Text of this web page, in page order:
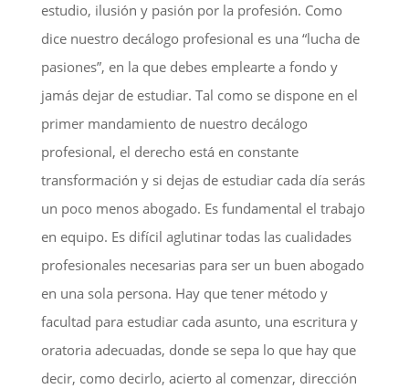
estudio, ilusión y pasión por la profesión. Como
dice nuestro decálogo profesional es una “lucha de
pasiones”, en la que debes emplearte a fondo y
jamás dejar de estudiar. Tal como se dispone en el
primer mandamiento de nuestro decálogo
profesional, el derecho está en constante
transformación y si dejas de estudiar cada día serás
un poco menos abogado. Es fundamental el trabajo
en equipo. Es difícil aglutinar todas las cualidades
profesionales necesarias para ser un buen abogado
en una sola persona. Hay que tener método y
facultad para estudiar cada asunto, una escritura y
oratoria adecuadas, donde se sepa lo que hay que
decir, como decirlo, acierto al comenzar, dirección